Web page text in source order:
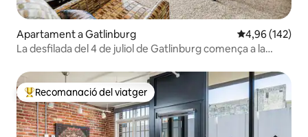
Apartament a Gatlinburg 4,96 de
4,96 (142)
La desfilada del 4 de juliol de Gatlinburg comença a la
Principals recomanacions dels viatgers
Recomanació del viatger